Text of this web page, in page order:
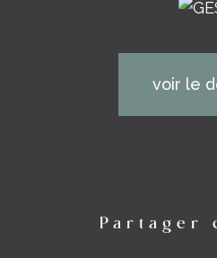
voir le
Partager